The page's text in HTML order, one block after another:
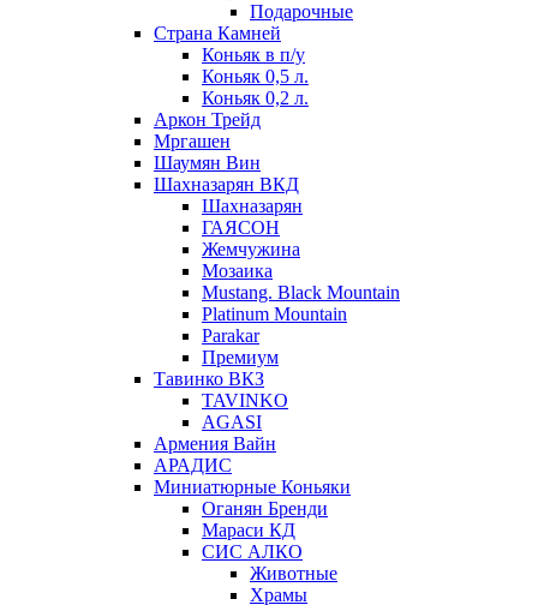
Подарочные
Страна Камней
Коньяк в п/у
Коньяк 0,5 л.
Коньяк 0,2 л.
Аркон Трейд
Мргашен
Шаумян Вин
Шахназарян ВКД
Шахназарян
ГАЯСОН
Жемчужина
Мозаика
Mustang. Black Mountain
Platinum Mountain
Parakar
Премиум
Тавинко ВКЗ
TAVINKO
AGASI
Армения Вайн
АРАДИС
Миниатюрные Коньяки
Оганян Бренди
Мараси КД
СИС АЛКО
Животные
Храмы